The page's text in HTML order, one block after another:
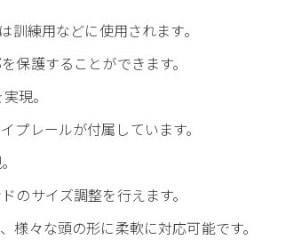
練用などに使用されます。
保護することができます。
現。
プレールが付属しています。
のサイズ調整を行えます。
々な頭の形に柔軟に対応可能です。